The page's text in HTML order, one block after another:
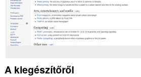
A kiegészítőről